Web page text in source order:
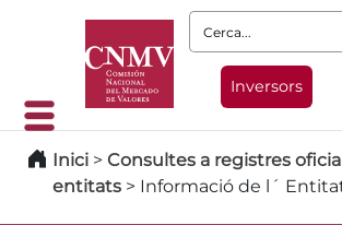
Cerca:
Inversors
Inici > Consultes a registres
entitats > Informació de l´